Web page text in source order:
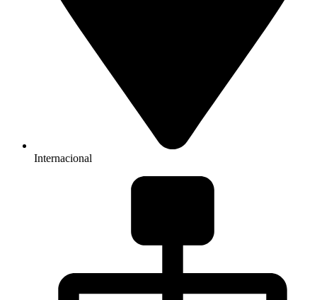
Internacional